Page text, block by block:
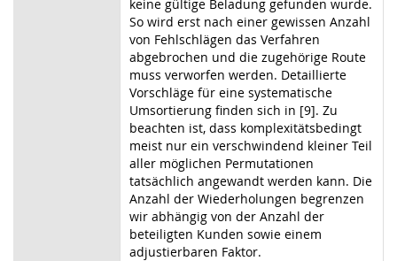
keine gültige Beladung gefunden wurde.
So wird erst nach einer gewissen Anzahl
von Fehlschlägen das Verfahren
abgebrochen und die zugehörige Route
muss verworfen werden. Detaillierte
Vorschläge für eine systematische
Umsortierung finden sich in [9]. Zu
beachten ist, dass komplexitätsbedingt
meist nur ein verschwindend kleiner Teil
aller möglichen Permutationen
tatsächlich angewandt werden kann. Die
Anzahl der Wiederholungen begrenzen
wir abhängig von der Anzahl der
beteiligten Kunden sowie einem
adjustierbaren Faktor.